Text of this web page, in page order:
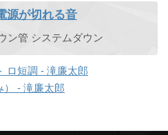
源が切れる音
ン管 システムダウン
ロ短調 - 滝廉太郎
） - 滝廉太郎